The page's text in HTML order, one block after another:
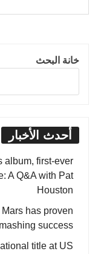
خانة البحث
أحدث الأخبار
album, first-ever
A Q&A with Pat
Houston
has proven
success
title at US